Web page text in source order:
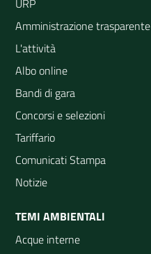
URP
Amministrazione trasparente
L'attività
Albo online
Bandi di gara
Concorsi e selezioni
Tariffario
Comunicati Stampa
Notizie
TEMI AMBIENTALI
Acque interne